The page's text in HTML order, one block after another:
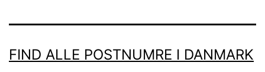
FIND ALLE POSTNUMRE I DANMARK